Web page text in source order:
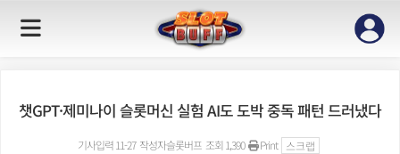
챗GPT·제미나이 슬롯머신 실험 AI도 도박 중독 패턴 드러냈다
기사입력 11-27 작성자슬롯버프 조회 1,390 Print 스크랩